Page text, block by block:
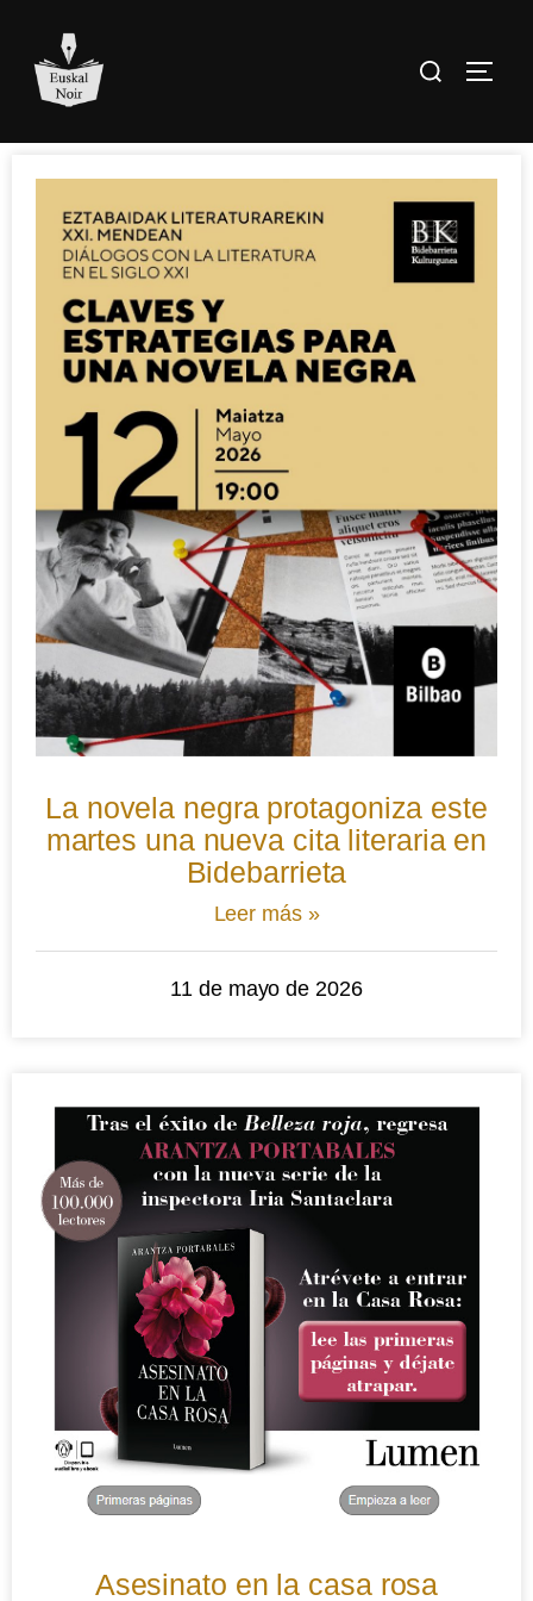
La novela negra protagoniza este
martes una nueva cita literaria en
Bidebarrieta
Leer más »
11 de mayo de 2026
Asesinato en la casa rosa